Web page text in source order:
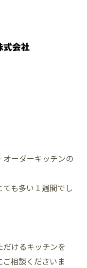
ーダーキッチンの
も多い１週間でし
けるキッチンを
相談くださいま